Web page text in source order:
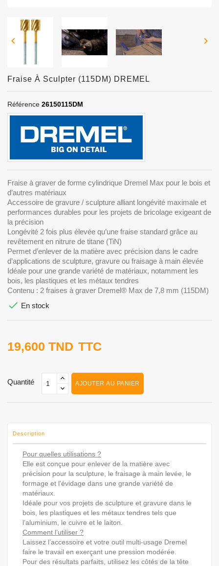
 
Fraise À Sculpter (115DM) DREMEL
Référence 26150115DM
Fraise à graver de forme cylindrique Dremel Max pour le bois et
d’autres matériaux
Accessoire de gravure / sculpture alliant longévité maximale et
performances durables pour les projets de bricolage exigeant de
la précision
Longévité 2 fois plus élevée qu’une fraise standard grâce au
revêtement en nitrure de titane (TiN)
Permet d’enlever de la matière avec précision dans le cadre
d’applications de sculpture, gravure ou fraisage à main élevée
Idéale pour une grande variété de matériaux, notamment les
bois, les plastiques et les métaux tendres
Contenu : 2 fraises à graver Dremel® Max de 7,8 mm (115DM)
 En stock
19,600 TND TTC
Quantité AJOUTER AU PANIER
Description
Pour quelles utilisations ?
Elle est conçue pour enlever de la matière avec
précision pour la sculpture, le fraisage à main levée, le
formage et l'évidage dans une grande variété de
matériaux.
Idéale pour vos projets de sculpture et gravure dans le
bois, les plastiques et les métaux tendres tels que
l’aluminium, le cuivre et le laiton.
Comment l’utiliser ?
Laissez l’accessoire et votre outil multi-usage Dremel
faire le travail en exerçant une pression modérée.
Pour des résultats parfaits, utilisez les côtés de la tête